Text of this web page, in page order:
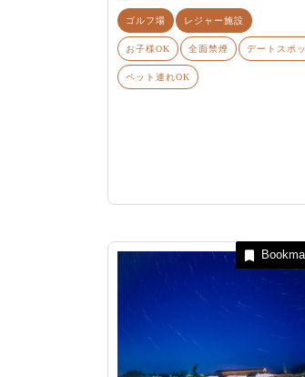
ゴルフ場 レジャー施設
お子様OK 全面禁煙 デートスポ
ペット連れOK